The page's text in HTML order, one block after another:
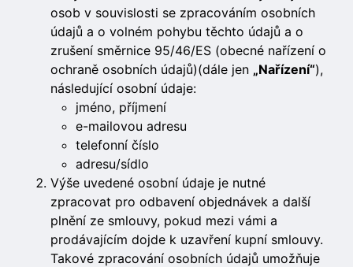
osob v souvislosti se zpracováním osobních
údajů a o volném pohybu těchto údajů a o
zrušení směrnice 95/46/ES (obecné nařízení o
ochraně osobních údajů)(dále jen „Nařízení“),
následující osobní údaje:
jméno, příjmení
e-mailovou adresu
telefonní číslo
adresu/sídlo
Výše uvedené osobní údaje je nutné
zpracovat pro odbavení objednávek a další
plnění ze smlouvy, pokud mezi vámi a
prodávajícím dojde k uzavření kupní smlouvy.
Takové zpracování osobních údajů umožňuje